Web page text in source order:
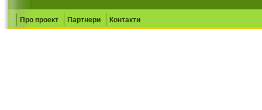
Про проект Партнери Контакти